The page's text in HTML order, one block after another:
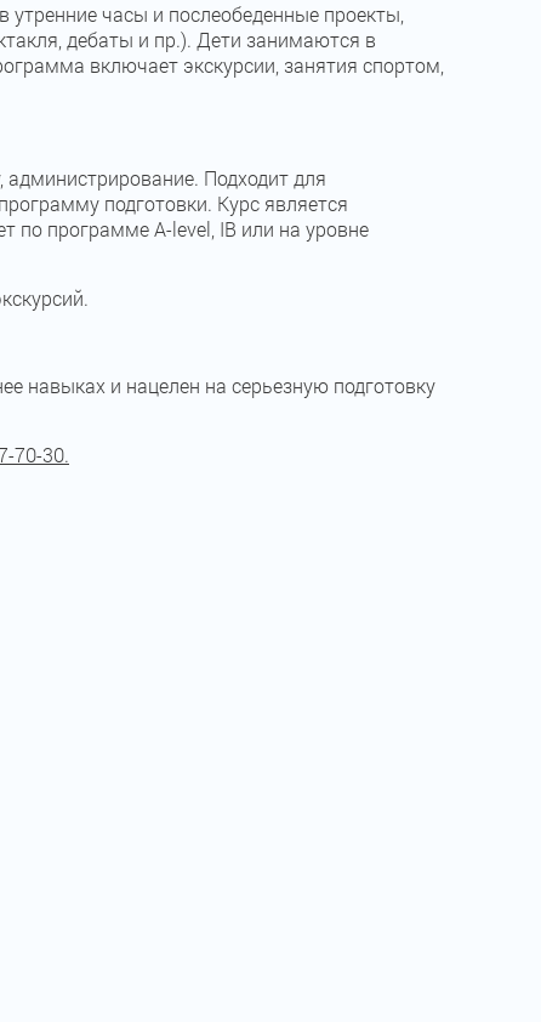
часы и послеобеденные проекты,
дебаты и пр.). Дети занимаются в
включает экскурсии, занятия спортом,
Подходит для
подготовки. Курс является
по программе A-level, IB или на уровне
навыках и нацелен на серьезную подготовку
70-30.